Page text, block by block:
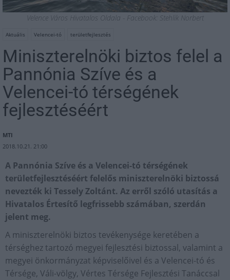
Velence Város Hivatalos Oldala - Facebook: Stehlik Norbert
Aktuális Velencei-tó területfejlesztés
Miniszterelnöki biztos felel a
Pannónia Szíve és a
Velencei-tó térségének
fejlesztéséért
MTI
2018.10.21. 21:00
A Pannónia Szíve és a Velencei-tó térségének
területfejlesztéséért felelős miniszterelnöki biztossá
nevezték ki Tessely Zoltánt. Az erről szóló utasítás a
Hivatalos Értesítő legfrissebb számában, szerdán
jelent meg.
A miniszterelnöki biztos tevékenysége keretében a
térséghez tartozó megyei fejlesztési biztossal, valamint a
megyei önkormányzat képviselőivel és a Velencei-tó és
Térsége, Váli-völgy, Vértes Térsége Fejlesztési Tanáccsal